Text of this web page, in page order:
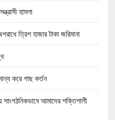
হামলা
ত্রিশ হাজার টাকা জরিমানা
করে গাছ কর্তন
আমাদের শক্তিশালী